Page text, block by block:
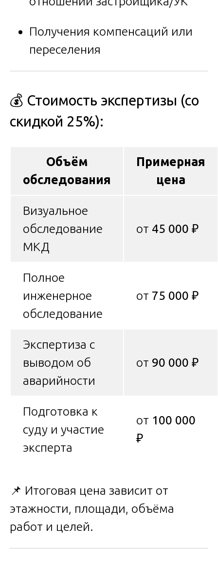
Получения компенсаций или
переселения
💰 Стоимость экспертизы (со
скидкой 25%):
Объём
обследования
Примерная
цена
Визуальное
обследование
МКД
от 45 000 ₽
Полное
инженерное
обследование
от 75 000 ₽
Экспертиза с
выводом об
аварийности
от 90 000 ₽
Подготовка к
суду и участие
эксперта
от 100 000
₽
📌 Итоговая цена зависит от
этажности, площади, объёма
работ и целей.